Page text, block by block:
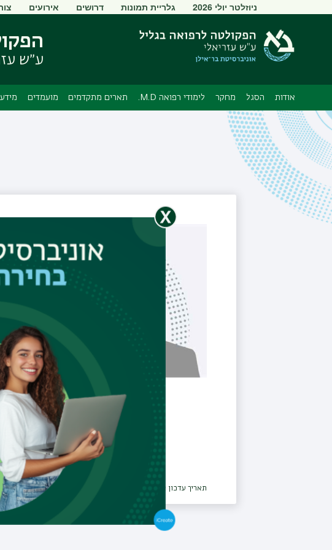
תפריט
ניוזלטר יולי 2026 גלריית תמונות דרושים אירועים
ע״ש
אודות הסגל מחקר לימודי רפואה M.D. תארים מתקדמים מועמדים
מדריך
מרכז
המרכז
מחלקה
תאריך עדכון אחרון : 20/04/2026